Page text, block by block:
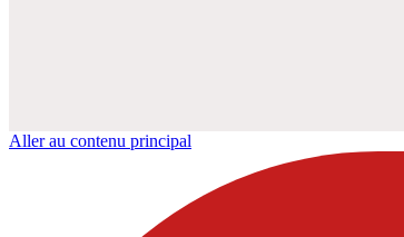
Aller au contenu principal